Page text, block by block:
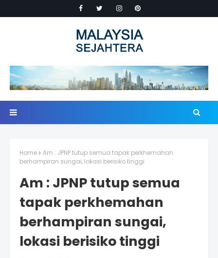
Home
Am : JPNP tutup semua tapak perkhemahan
berhampiran sungai, lokasi berisiko tinggi
Am : JPNP tutup semua
tapak perkhemahan
berhampiran sungai,
lokasi berisiko tinggi